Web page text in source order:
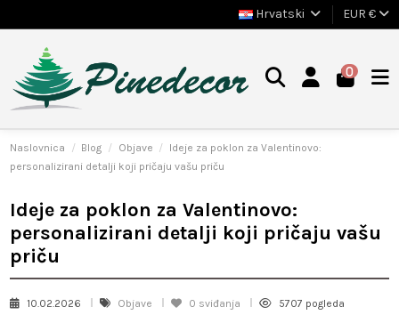
Hrvatski EUR €
0
Naslovnica Blog Objave
Ideje za poklon za Valentinovo:
personalizirani detalji koji pričaju vašu priču
Ideje za poklon za Valentinovo:
personalizirani detalji koji pričaju vašu
priču
10.02.2026 Objave 0 sviđanja 5707 pogleda